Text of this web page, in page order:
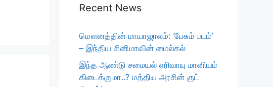
Recent News
மௌனத்தின் மாயாஜாலம்: ‘பேசும் படம்’
– இந்திய சினிமாவின் மைல்கல்
இந்த ஆண்டு சமையல் எரிவாயு மானியம்
கிடைக்குமா..? மத்திய அரசின் குட்